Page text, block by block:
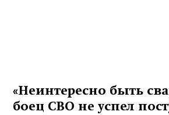
«Неинтересно быть
боец СВО не успел